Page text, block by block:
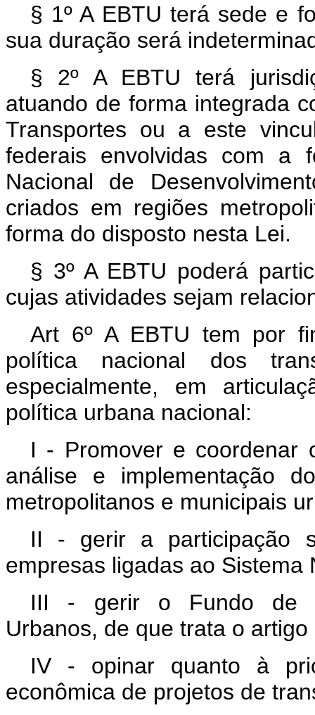
§ 1º A EBTU terá sede e
sua duração será
§ 2º A EBTU terá
atuando de forma integrada
Transportes ou a este
federais envolvidas com a
Nacional de
criados em regiões
forma do disposto nesta Lei.
§ 3º A EBTU poderá
cujas atividades sejam
Art 6º A EBTU tem por
política nacional dos
especialmente, em
política urbana nacional:
I - Promover e coordenar
análise e implementação
metropolitanos e municipais
II - gerir a participação
empresas ligadas ao Sistema
III - gerir o Fundo de
Urbanos, de que trata o
IV - opinar quanto à
econômica de projetos de